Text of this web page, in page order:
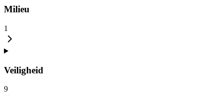
Milieu
1
Veiligheid
9